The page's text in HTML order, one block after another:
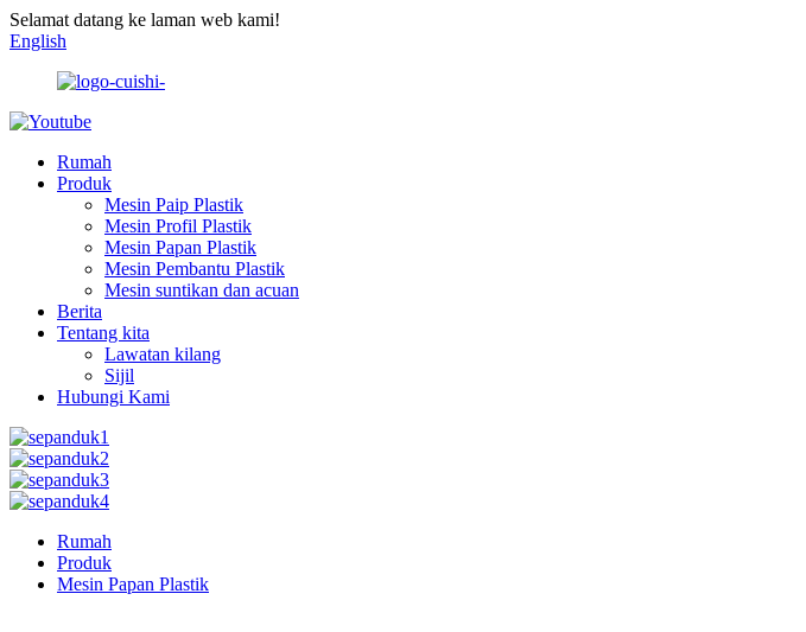
Selamat datang ke laman web kami!
English
Rumah
Produk
Mesin Paip Plastik
Mesin Profil Plastik
Mesin Papan Plastik
Mesin Pembantu Plastik
Mesin suntikan dan acuan
Berita
Tentang kita
Lawatan kilang
Sijil
Hubungi Kami
Rumah
Produk
Mesin Papan Plastik